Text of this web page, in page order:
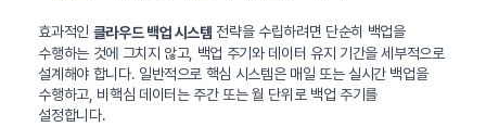
효과적인 클라우드 백업 시스템 전략을 수립하려면 단순히 백업을
수행하는 것에 그치지 않고, 백업 주기와 데이터 유지 기간을 세부적으로
설계해야 합니다. 일반적으로 핵심 시스템은 매일 또는 실시간 백업을
수행하고, 비핵심 데이터는 주간 또는 월 단위로 백업 주기를
설정합니다.